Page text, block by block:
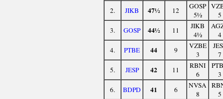
2.
JIKB 47½ 12
GOSP
5½
5
3.
GOSP 44½ 11
JIKB
4½
4
4.
PTBE 44 9
VZBE
3
7
5.
JESP 42 11
RBNI
6
3
6.
BDPD 41 6
NVSA
8
5